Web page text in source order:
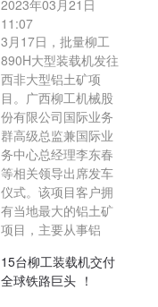
2023年03月21日
11:07
3月17日，批量柳工
890H大型装载机发往
西非大型铝土矿项
目。广西柳工机械股
份有限公司国际业务
群高级总监兼国际业
务中心总经理李东春
等相关领导出席发车
仪式。该项目客户拥
有当地最大的铝土矿
项目，主要从事铝
15台柳工装载机交付
全球铁路巨头 ！